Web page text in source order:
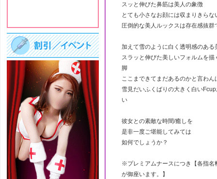
スッと伸びた鼻筋は美人の象徴
とても小さなお顔には収まりきらな
圧倒的な美人ルックスは存在感抜群
加えて雪のように白く透明感のある
スラッと伸びた美しいフォルムを描
脚
ここまできてまだあるのかと言わん
雪見だいふくばりの大きく白い
い
彼女との素敵な時間/癒しを
是非一度ご堪能してみては
如何でしょうか？
※プレミアムナースにつき【各指名
が御座います。】